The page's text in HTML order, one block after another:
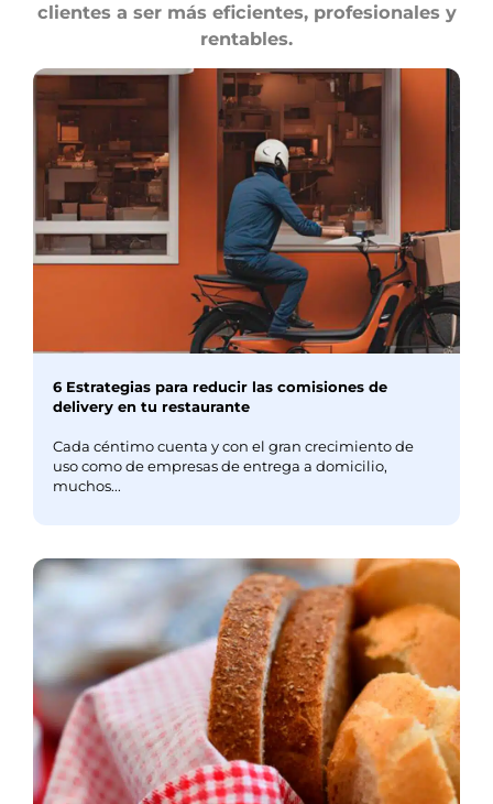
clientes a ser más eficientes, profesionales y
rentables.
6 Estrategias para reducir las comisiones de
delivery en tu restaurante
Cada céntimo cuenta y con el gran crecimiento de
uso como de empresas de entrega a domicilio,
muchos...